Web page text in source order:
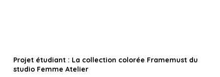
Projet étudiant : La collection colorée Framemust du
studio Femme Atelier